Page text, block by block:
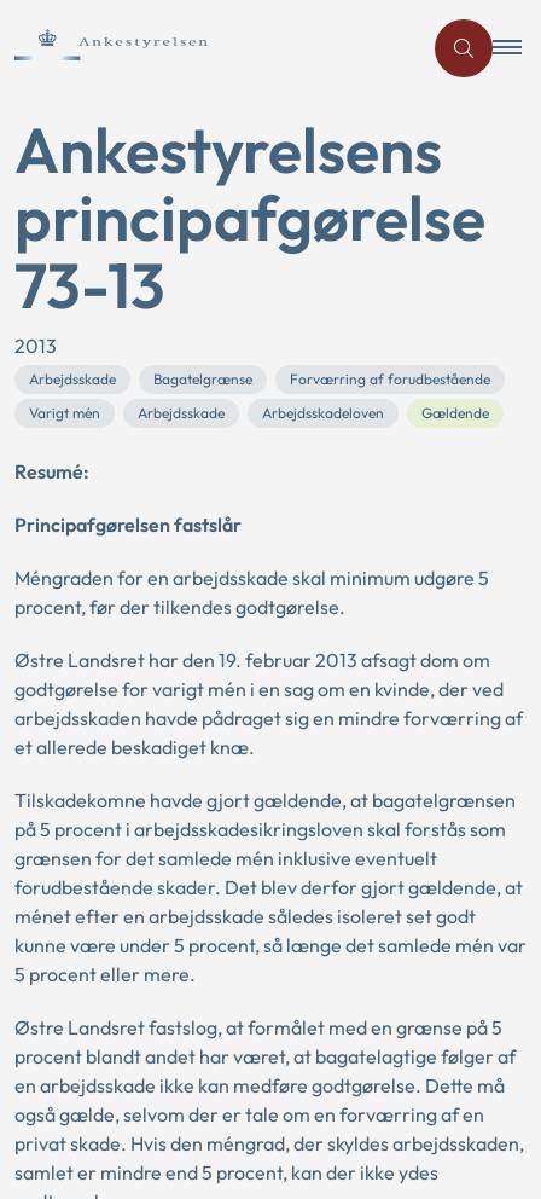
Ankestyrelsens
principafgørelse
73-13
2013
Arbejdsskade Bagatelgrænse
Forværring af forudbestående
Varigt mén
Arbejdsskade Arbejdsskadeloven Gældende
Resumé:
Principafgørelsen fastslår
Méngraden for en arbejdsskade skal minimum udgøre 5
procent, før der tilkendes godtgørelse.
Østre Landsret har den 19. februar 2013 afsagt dom om
godtgørelse for varigt mén i en sag om en kvinde, der ved
arbejdsskaden havde pådraget sig en mindre forværring af
et allerede beskadiget knæ.
Tilskadekomne havde gjort gældende, at bagatelgrænsen
på 5 procent i arbejdsskadesikringsloven skal forstås som
grænsen for det samlede mén inklusive eventuelt
forudbestående skader. Det blev derfor gjort gældende, at
ménet efter en arbejdsskade således isoleret set godt
kunne være under 5 procent, så længe det samlede mén var
5 procent eller mere.
Østre Landsret fastslog, at formålet med en grænse på 5
procent blandt andet har været, at bagatelagtige følger af
en arbejdsskade ikke kan medføre godtgørelse. Dette må
også gælde, selvom der er tale om en forværring af en
privat skade. Hvis den méngrad, der skyldes arbejdsskaden,
samlet er mindre end 5 procent, kan der ikke ydes